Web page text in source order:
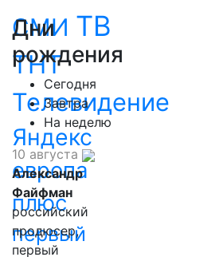
СМИ ТВ
ТНТ
Телевидение
Яндекс
европа
плюс
первый
Дни
рождения
Сегодня
Завтра
На неделю
10 августа
Александр
Файфман
российский
продюсер,
первый